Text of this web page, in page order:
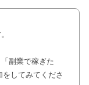
副業で稼ぎた
してみてくださ